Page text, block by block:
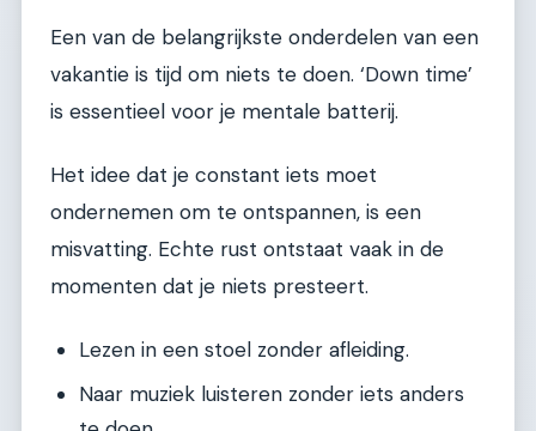
Een van de belangrijkste onderdelen van een
vakantie is tijd om niets te doen. ‘Down time’
is essentieel voor je mentale batterij.
Het idee dat je constant iets moet
ondernemen om te ontspannen, is een
misvatting. Echte rust ontstaat vaak in de
momenten dat je niets presteert.
Lezen in een stoel zonder afleiding.
Naar muziek luisteren zonder iets anders